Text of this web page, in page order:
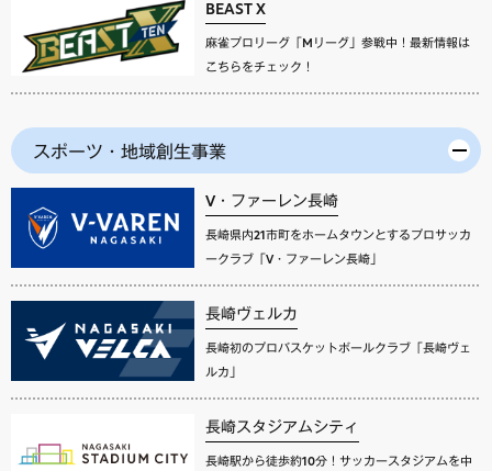
BEAST X
麻雀プロリーグ「Mリーグ」参戦中！最新情報は
こちらをチェック！
スポーツ・地域創生事業
V・ファーレン長崎
長崎県内21市町をホームタウンとするプロサッカ
ークラブ「V・ファーレン長崎」
長崎ヴェルカ
長崎初のプロバスケットボールクラブ「長崎ヴェ
ルカ」
長崎スタジアムシティ
長崎駅から徒歩約10分！サッカースタジアムを中